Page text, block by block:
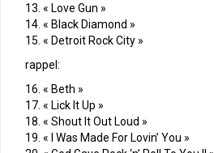
13. « Love Gun »
14. « Black Diamond »
15. « Detroit Rock City »
rappel:
16. « Beth »
17. « Lick It Up »
18. « Shout It Out Loud »
19. « I Was Made For Lovin’ You »